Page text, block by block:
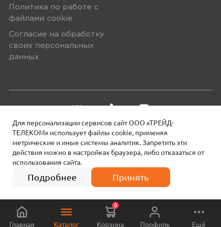
Для персонализации сервисов сайт ООО «ТРЕЙД-
ТЕЛЕКОМ» использует файлы сookie, применяя
метрические и иные системы аналитик. Запретить эти
действия можно в настройках браузера, либо отказаться от
использования сайта.
Подробнее Принять
Политика по работе с
файлами сookie
Согласие на обработку
своих персональных
данных
© 2026 МОТИВ. Все права защищены!
Главная Каталог Корзина
0
Профиль Ещё